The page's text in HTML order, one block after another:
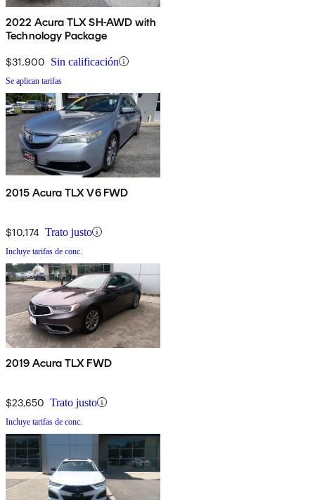
2022 Acura TLX SH-AWD with
Technology Package
$31,900 Sin calificación
Se aplican tarifas
2015 Acura TLX V6 FWD
$10,174 Trato justo
Incluye tarifas de conc.
2019 Acura TLX FWD
$23,650 Trato justo
Incluye tarifas de conc.